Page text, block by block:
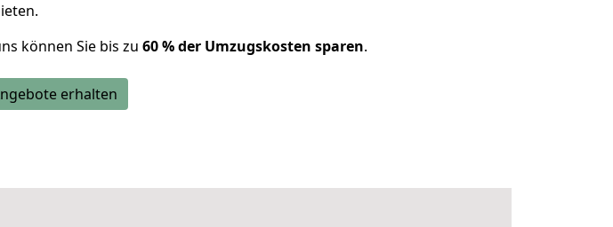
können Sie bis zu 60 % der Umzugskosten sparen.
erhalten